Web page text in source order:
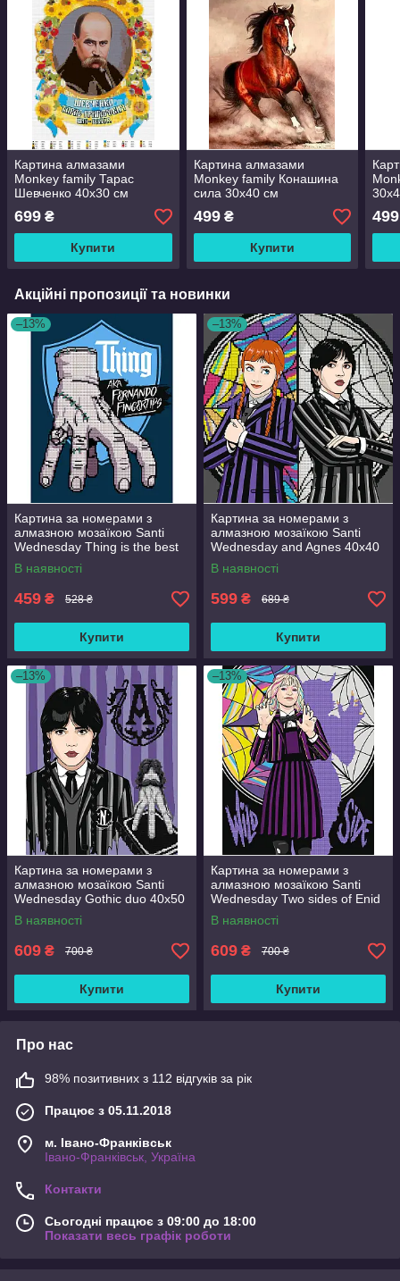
Картина алмазами
Monkey family Тарас
Шевченко 40х30 см
карт-00608042
699 ₴
Купити
Картина алмазами
Monkey family Конашина
сила 30x40 см
(карт-000118)
499₴
Купити
499
Акційні пропозиції та новинки
–13%
Картина за номерами з
алмазною мозаїкою Santi
Wednesday Thing is the best
friend 30x40 см Різнобарвний
(954980)
В наявності
459 ₴ 528 ₴
Купити
–13%
Картина за номерами з
алмазною мозаїкою Santi
Wednesday and Agnes 40x40
см Різнобарвний (954947)
В наявності
599 ₴ 689 ₴
Купити
–13%
Картина за номерами з
алмазною мозаїкою Santi
Wednesday Gothic duo 40x50
см Різнобарвний (954993)
В наявності
609 ₴ 700 ₴
Купити
–13%
Картина за номерами з
алмазною мозаїкою Santi
Wednesday Two sides of Enid
Sinclair 40x50 см
Різнобарвний (954975)
В наявності
609 ₴ 700 ₴
Купити
Про нас
98% позитивних з 112 відгуків за рік
Працює з 05.11.2018
м. Івано-Франківськ
Івано-Франківськ, Україна
Контакти
Сьогодні працює з 09:00 до 18:00
Показати весь графік роботи